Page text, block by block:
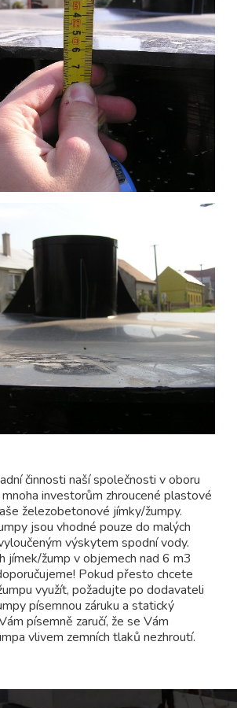
činnosti naší společnosti v oboru
investorům zhroucené plastové
železobetonové jímky/žumpy.
jsou vhodné pouze do malých
výskytem spodní vody.
jímek/žump v objemech nad 6 m3
Pokud přesto chcete
využít, požadujte po dodavateli
písemnou záruku a statický
písemně zaručí, že se Vám
vlivem zemních tlaků nezhroutí.